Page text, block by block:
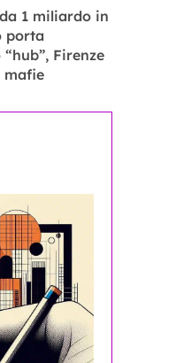
1 miliardo in
porta
Firenze
mafie